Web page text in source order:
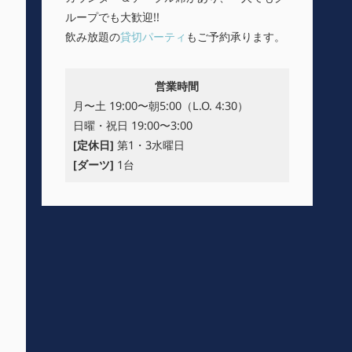
ループでも大歓迎!!
飲み放題の貸切パーティ もご予約承ります。
営業時間
月〜土 19:00〜朝5:00（L.O. 4:30）
日曜・祝日 19:00〜3:00
[定休日] 第1・3水曜日
[ダーツ] 1台